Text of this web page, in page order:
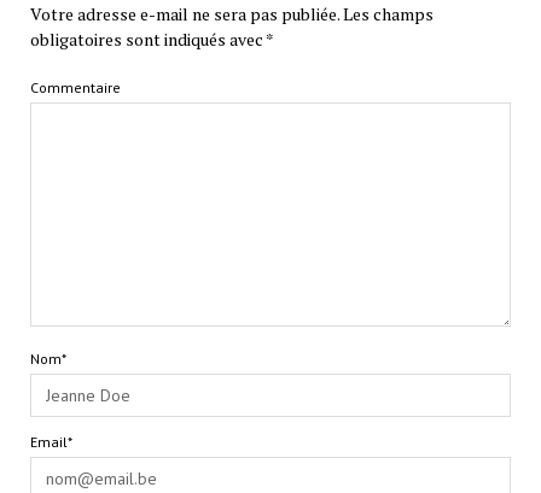
Votre adresse e-mail ne sera pas publiée.Les champs
obligatoires sont indiqués avec *
Commentaire
Nom*
Email*